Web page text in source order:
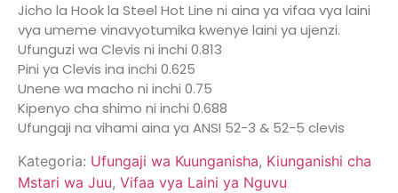
Jicho la Hook la Steel Hot Line ni aina ya vifaa vya laini
vya umeme vinavyotumika kwenye laini ya ujenzi.
Ufunguzi wa Clevis ni inchi 0.813
Pini ya Clevis ina inchi 0.625
Unene wa macho ni inchi 0.75
Kipenyo cha shimo ni inchi 0.688
Ufungaji na vihami aina ya ANSI 52-3 & 52-5 clevis
Kategoria: Ufungaji wa Kuunganisha, Kiunganishi cha
Mstari wa Juu, Vifaa vya Laini ya Nguvu